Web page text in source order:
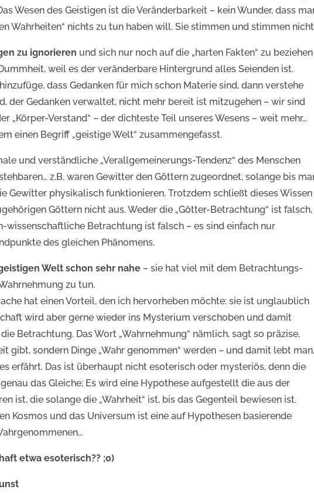
Wesen des Geistigen ist die Veränderbarkeit – kein Wunder, dass
Wahrheiten“ nichts zu tun haben will. Sie stimmen und stimmen
zu ignorieren und sich nur noch auf die „harten Fakten“ zu beziehen
weil es der veränderbare Hintergrund alles Seienden ist.
dass Gedanken für mich schon Materie sind, dann verstehe
der Gedanken verwaltet, nicht mehr bereit ist mitzugehen – wir sind
„Körper-Verstand“ – der dichteste Teil unseres Wesens – weit mehr…
einen Begriff „geistige Welt“ zusammengefasst.
und verständliche „Verallgemeinerungs-Tendenz“ des Menschen
z.B. waren Gewitter den Göttern zugeordnet, solange bis
Gewitter physikalisch funktionieren. Trotzdem schließt dieses Wissen
Göttern nicht aus. Weder die „Götter-Betrachtung“ ist falsch,
wissenschaftliche Betrachtung ist falsch – es sind einfach nur
des gleichen Phänomens.
Welt schon sehr nahe – sie hat viel mit dem Betrachtungs-
zu tun.
hat einen Vorteil, den ich hervorheben möchte: sie ist unglaublich
wird aber gerne wieder ins Mysterium verschoben und damit
Betrachtung. Das Wort „Wahrnehmung“ nämlich, sagt so präzise,
gibt, sondern Dinge „Wahr genommen“ werden – und damit lebt man,
erfährt. Das ist überhaupt nicht esoterisch oder mysteriös, denn die
das Gleiche: Es wird eine Hypothese aufgestellt die aus der
ist, die solange die „Wahrheit“ ist, bis das Gegenteil bewiesen ist.
Kosmos und das Universum ist eine auf Hypothesen basierende
etwa esoterisch?? ;o)